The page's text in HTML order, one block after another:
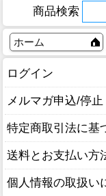
商品検索
ホーム
ログイン
メルマガ申込/停止
特定商取引法に基
送料とお支払い方
個人情報の取扱い